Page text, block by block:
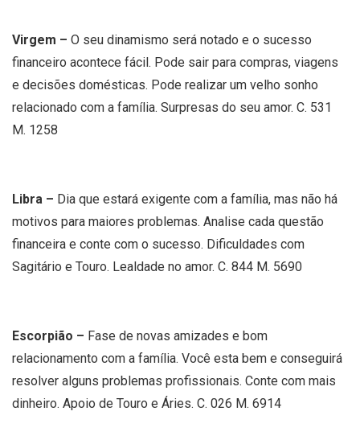
Virgem – O seu dinamismo será notado e o sucesso
financeiro acontece fácil. Pode sair para compras, viagens
e decisões domésticas. Pode realizar um velho sonho
relacionado com a família. Surpresas do seu amor. C. 531
M. 1258
Libra – Dia que estará exigente com a família, mas não há
motivos para maiores problemas. Analise cada questão
financeira e conte com o sucesso. Dificuldades com
Sagitário e Touro. Lealdade no amor. C. 844 M. 5690
Escorpião – Fase de novas amizades e bom
relacionamento com a família. Você esta bem e conseguirá
resolver alguns problemas profissionais. Conte com mais
dinheiro. Apoio de Touro e Áries. C. 026 M. 6914